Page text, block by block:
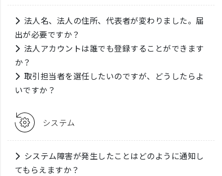
法人名、法人の住所、代表者が変わりました。届
出が必要ですか？
法人アカウントは誰でも登録することができます
か？
取引担当者を選任したいのですが、どうしたらよ
いですか？
システム
システム障害が発生したことはどのように通知し
てもらえますか？